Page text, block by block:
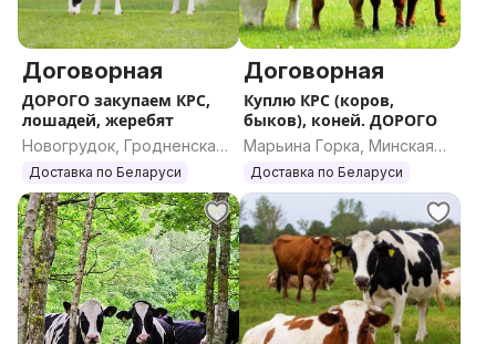
Договорная
ДОРОГО закупаем КРС,
лошадей, жеребят
Новогрудок, Гродненская
область
Доставка по Беларуси
Договорная
Куплю КРС (коров,
быков), коней. ДОРОГО
Марьина Горка, Минская
область
Доставка по Беларуси